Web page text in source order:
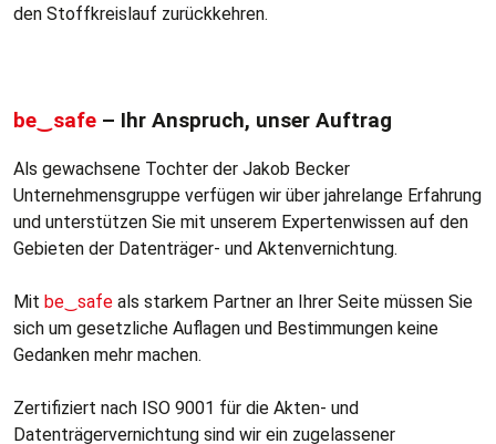
den Stoffkreislauf zurückkehren.
be‿safe – Ihr Anspruch, unser Auftrag
Als gewachsene Tochter der Jakob Becker
Unternehmensgruppe verfügen wir über jahrelange Erfahrung
und unterstützen Sie mit unserem Expertenwissen auf den
Gebieten der Datenträger- und Aktenvernichtung.
Mit be‿safe als starkem Partner an Ihrer Seite müssen Sie
sich um gesetzliche Auflagen und Bestimmungen keine
Gedanken mehr machen.
Zertifiziert nach ISO 9001 für die Akten- und
Datenträgervernichtung sind wir ein zugelassener